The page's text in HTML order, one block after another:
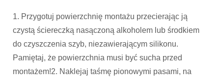
1. Przygotuj powierzchnię montażu przecierając ją
czystą ściereczką nasączoną alkoholem lub środkiem
do czyszczenia szyb, niezawierającym silikonu.
Pamiętaj, że powierzchnia musi być sucha przed
montażem!2. Naklejaj taśmę pionowymi pasami, na